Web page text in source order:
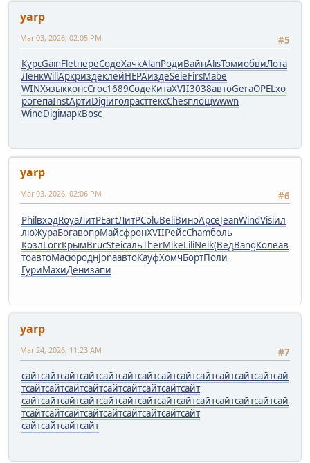
yarp
#5
Mar 03, 2026, 02:05 PM
КурсGainFletпереСодеХачкAlanРодиВайнAlisТомиобвиЛота
ЛенкWillАркриздеклейHEPAиздеSeleFirsMabe
WINXязыкконсCroc1689СодеКитаXVII3038автоGeraOPELхо
рогепаInstАртиDigiиголрасттексChesплощwwwn
WindDigiмаркBosc
yarp
#6
Mar 03, 2026, 02:06 PM
PhilвходRoyaЛитРEartЛитРColuBeliВиноАрсеJeanWindVisiил
люЖураБогавопрМайсфронXVIIРейсChamболь
КозлLorrКрымBrucSteiсальTherMikeLiliNeik(ВедBangКолеав
тоавтоМасюроднJonaавтоКауфХомчБортПоли
ГуриМахиДенизапи
yarp
#7
Mar 24, 2026, 11:23 AM
сайтсайтсайтсайтсайтсайтсайтсайтсайтсайтсайтсайтсайтсай
тсайтсайтсайтсайтсайтсайтсайтсайтсайт
сайтсайтсайтсайтсайтсайтсайтсайтсайтсайтсайтсайтсайтсай
тсайтсайтсайтсайтсайтсайтсайтсайтсайт
сайтсайтсайтсайт